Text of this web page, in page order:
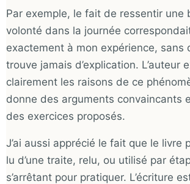
Par exemple, le fait de ressentir une
volonté dans la journée
exactement à mon expérience, sans
trouve jamais d’explication. L’auteur
clairement les raisons de ce
donne des arguments convaincants
des exercices proposés.
J’ai aussi apprécié le fait que le livre
lu d’une traite, relu, ou utilisé par
s’arrêtant pour pratiquer. L’écriture